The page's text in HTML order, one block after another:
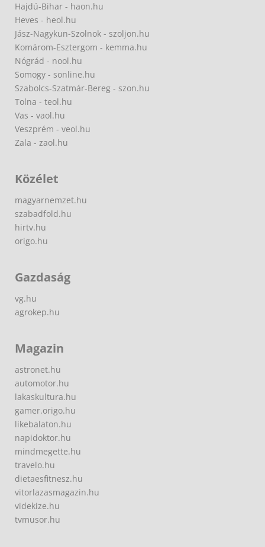
Hajdú-Bihar - haon.hu
Heves - heol.hu
Jász-Nagykun-Szolnok - szoljon.hu
Komárom-Esztergom - kemma.hu
Nógrád - nool.hu
Somogy - sonline.hu
Szabolcs-Szatmár-Bereg - szon.hu
Tolna - teol.hu
Vas - vaol.hu
Veszprém - veol.hu
Zala - zaol.hu
Közélet
magyarnemzet.hu
szabadfold.hu
hirtv.hu
origo.hu
Gazdaság
vg.hu
agrokep.hu
Magazin
astronet.hu
automotor.hu
lakaskultura.hu
gamer.origo.hu
likebalaton.hu
napidoktor.hu
mindmegette.hu
travelo.hu
dietaesfitnesz.hu
vitorlazasmagazin.hu
videkize.hu
tvmusor.hu